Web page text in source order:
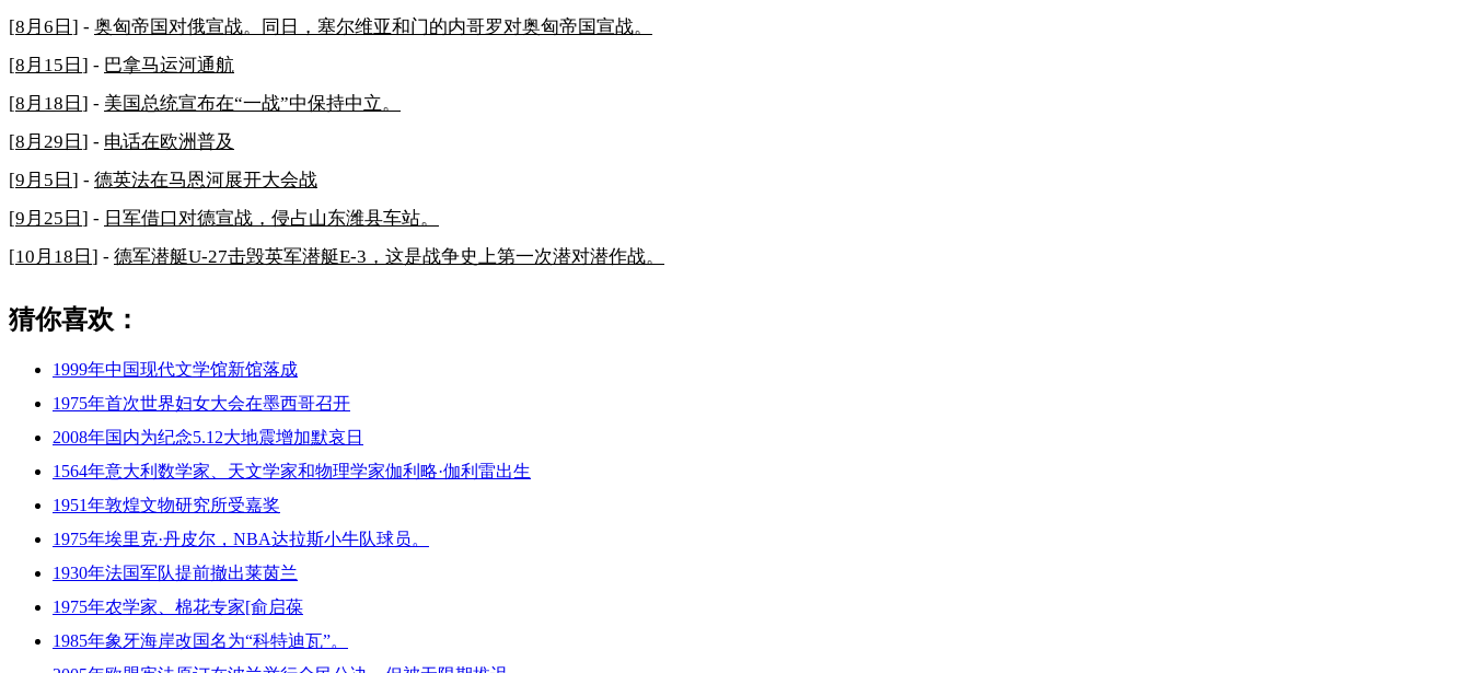
[8月6日 ] - 奥匈帝国对俄宣战。同日，塞尔维亚和门的内哥罗对奥匈帝国宣战。
[8月15日 ] - 巴拿马运河通航
[8月18日 ] - 美国总统宣布在“一战”中保持中立。
[8月29日 ] - 电话在欧洲普及
[9月5日 ] - 德英法在马恩河展开大会战
[9月25日 ] - 日军借口对德宣战，侵占山东潍县车站。
[10月18日 ] - 德军潜艇U-27击毁英军潜艇E-3，这是战争史上第一次潜对潜作战。
猜你喜欢：
1999年中国现代文学馆新馆落成
1975年首次世界妇女大会在墨西哥召开
2008年国内为纪念5.12大地震增加默哀日
1564年意大利数学家、天文学家和物理学家伽利略·伽利雷出生
1951年敦煌文物研究所受嘉奖
1975年埃里克·丹皮尔，NBA达拉斯小牛队球员。
1930年法国军队提前撤出莱茵兰
1975年农学家、棉花专家[俞启葆
1985年象牙海岸改国名为“科特迪瓦”。